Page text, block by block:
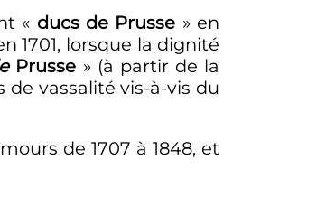
« ducs de Prusse » en
1701, lorsque la dignité
Prusse » (à partir de la
de vassalité vis-à-vis du
de 1707 à 1848, et